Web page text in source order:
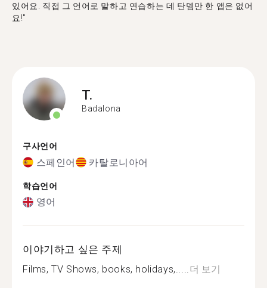
있어요. 직접 그 언어로 말하고 연습하는 데 탄뎀만 한 앱은 없어
요!"
T.
Badalona
구사언어
스페인어 카탈로니아어
학습언어
영어
이야기하고 싶은 주제
Films, TV Shows, books, holidays,.....더 보기